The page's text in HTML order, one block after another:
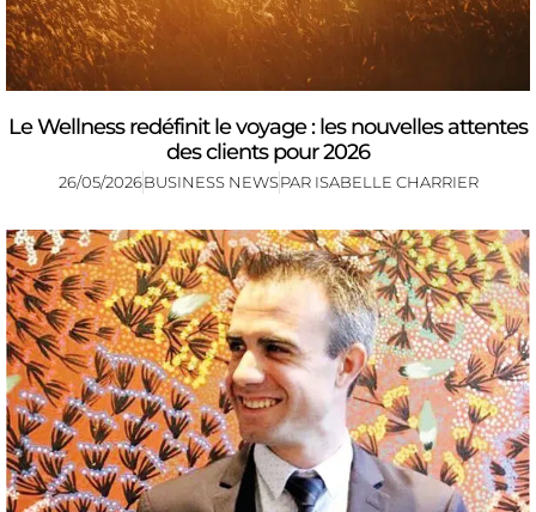
Le Wellness redéfinit le voyage : les nouvelles attentes
des clients pour 2026
26/05/2026BUSINESS NEWSPAR ISABELLE CHARRIER